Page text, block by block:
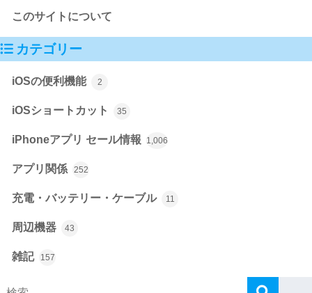
このサイトについて
カテゴリー
iOSの便利機能 2
iOSショートカット 35
iPhoneアプリ セール情報 1,006
アプリ関係 252
充電・バッテリー・ケーブル 11
周辺機器 43
雑記 157